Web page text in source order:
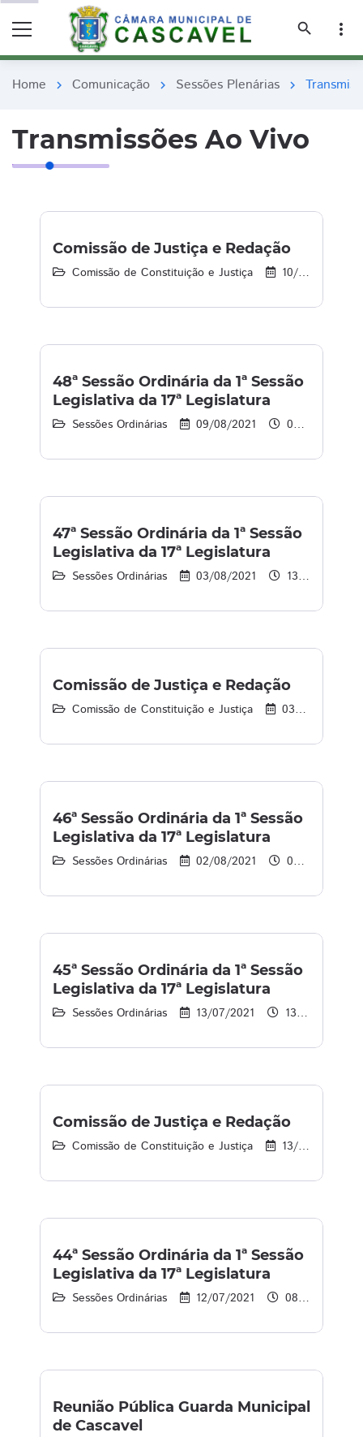
search
more_vert
Home chevron_right Comunicação chevron_right Sessões Plenárias chevron_right
Transmissões Ao Vivo
Comissão de Justiça e Redação
Comissão de Constituição e Justiça 10/08/2021
48ª Sessão Ordinária da 1ª Sessão
Legislativa da 17ª Legislatura
Sessões Ordinárias 09/08/2021 09:00 às 13:00
47ª Sessão Ordinária da 1ª Sessão
Legislativa da 17ª Legislatura
Sessões Ordinárias 03/08/2021 13:49 às 17:01
Comissão de Justiça e Redação
Comissão de Constituição e Justiça 03/08/2021
46ª Sessão Ordinária da 1ª Sessão
Legislativa da 17ª Legislatura
Sessões Ordinárias 02/08/2021 08:28 às 13:17
45ª Sessão Ordinária da 1ª Sessão
Legislativa da 17ª Legislatura
Sessões Ordinárias 13/07/2021 13:31 às 17:23
Comissão de Justiça e Redação
Comissão de Constituição e Justiça 13/07/2021
44ª Sessão Ordinária da 1ª Sessão
Legislativa da 17ª Legislatura
Sessões Ordinárias 12/07/2021 08:55 às 13:00
Reunião Pública Guarda Municipal
de Cascavel